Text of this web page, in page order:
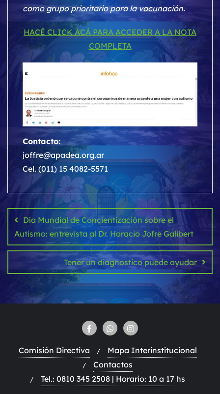
como grupo prioritario para la vacunación.
HACÉ CLICK ACÁ PARA ACCEDER A LA NOTA
COMPLETA
Contacto:
joffre@apadea.org.ar
Cel. (011) 15 4082-5571
Navegación
de
entradas
Día Mundial de Concientización sobre el
Autismo: entrevista al Dr. Horacio Jofre Galibert
Tener un diagnostico puede ayudar
Comisión Directiva
Mapa Interinstitucional
Contactos
Tel.: 0810 345 2508 | Horario: 10 a 17 hs